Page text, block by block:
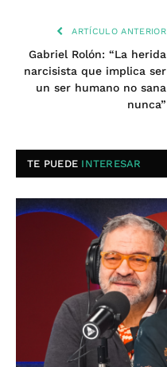
ARTÍCULO ANTERIOR
Gabriel Rolón: “La herida
narcisista que implica ser
un ser humano no sana
nunca”
TE PUEDE INTERESAR